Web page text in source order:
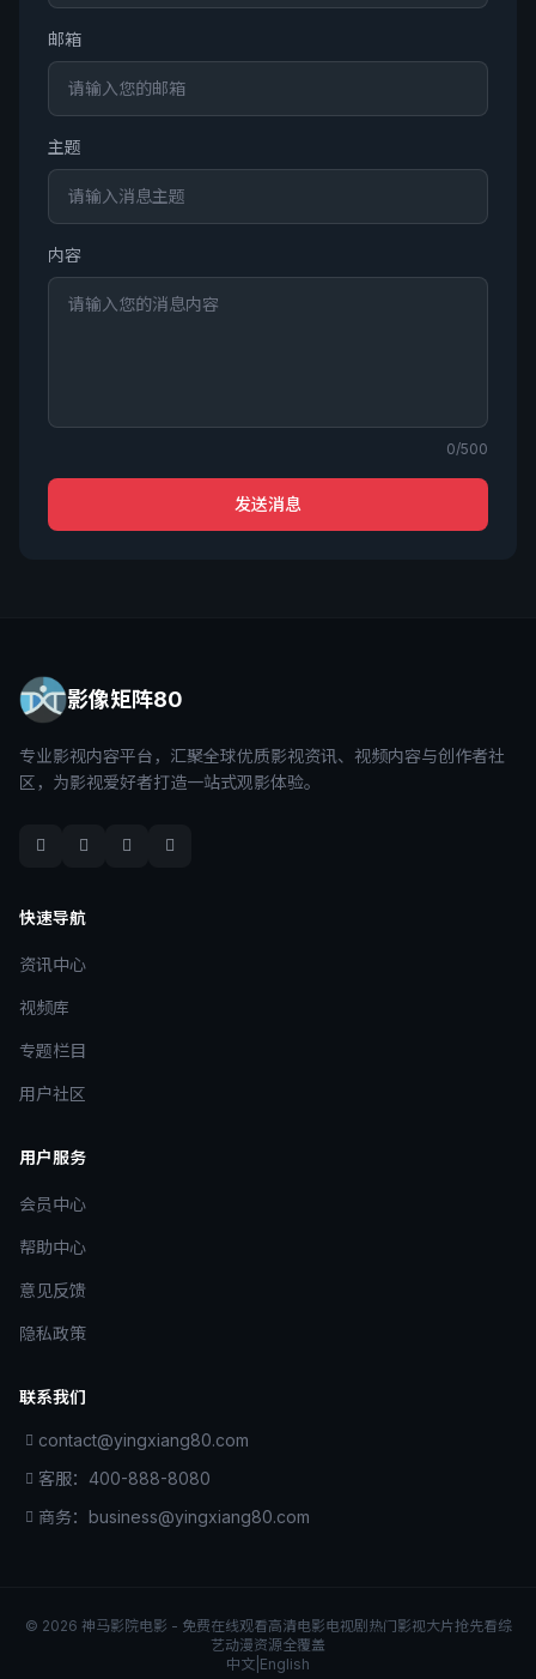
邮箱
主题
内容
0/500
发送消息
影像矩阵80
专业影视内容平台，汇聚全球优质影视资讯、视频内容与创作者社
区，为影视爱好者打造一站式观影体验。
快速导航
资讯中心
视频库
专题栏目
用户社区
用户服务
会员中心
帮助中心
意见反馈
隐私政策
联系我们
contact@yingxiang80.com
客服：400-888-8080
商务：business@yingxiang80.com
© 2026 神马影院电影 - 免费在线观看高清电影电视剧热门影视大片抢先看综
艺动漫资源全覆盖
中文 English